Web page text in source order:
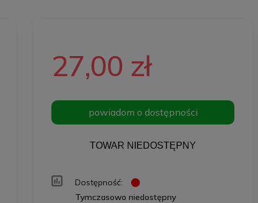
27,00 zł
powiadom o dostępności
TOWAR NIEDOSTĘPNY
Dostępność:
Tymczasowo niedostępny